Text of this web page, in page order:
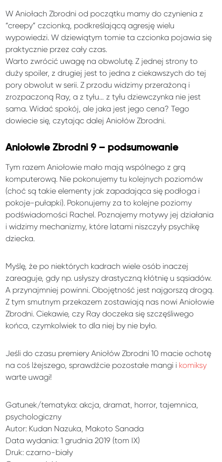
W Aniołach Zbrodni od początku mamy do czynienia z
“creepy” czcionką, podkreślającą agresję wielu
wypowiedzi. W dziewiątym tomie ta czcionka pojawia się
praktycznie przez cały czas.
Warto zwrócić uwagę na obwolutę. Z jednej strony to
duży spoiler, z drugiej jest to jedna z ciekawszych do tej
pory obwolut w serii. Z przodu widzimy przerażoną i
zrozpaczoną Ray, a z tyłu… z tyłu dziewczynka nie jest
sama. Widać spokój, ale jaka jest jego cena? Tego
dowiecie się, czytając dalej Aniołów Zbrodni.
Aniołowie Zbrodni 9 – podsumowanie
Tym razem Aniołowie mało mają wspólnego z grą
komputerową. Nie pokonujemy tu kolejnych poziomów
(choć są takie elementy jak zapadająca się podłoga i
pokoje-pułapki). Pokonujemy za to kolejne poziomy
podświadomości Rachel. Poznajemy motywy jej działania
i widzimy mechanizmy, które latami niszczyły psychikę
dziecka.
Myślę, że po niektórych kadrach wiele osób inaczej
zareaguje, gdy np. usłyszy drastyczną kłótnię u sąsiadów.
A przynajmniej powinni. Obojętność jest najgorszą drogą.
Z tym smutnym przekazem zostawiają nas nowi Aniołowie
Zbrodni. Ciekawie, czy Ray doczeka się szczęśliwego
końca, czymkolwiek to dla niej by nie było.
Jeśli do czasu premiery Aniołów Zbrodni 10 macie ochotę
na coś lżejszego, sprawdźcie pozostałe mangi i komiksy
warte uwagi!
Gatunek/tematyka: akcja, dramat, horror, tajemnica,
psychologiczny
Autor: Kudan Nazuka, Makoto Sanada
Data wydania: 1 grudnia 2019 (tom IX)
Druk: czarno-biały